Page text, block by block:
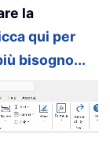
la
qui per
bisogno...